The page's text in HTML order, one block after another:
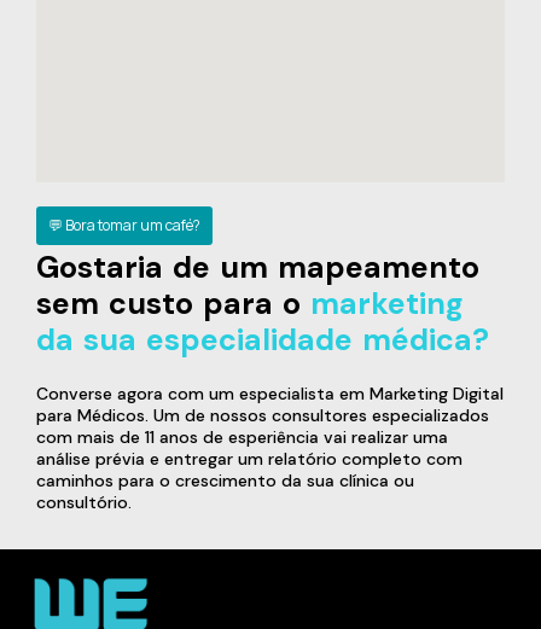
💬 Bora tomar um café?
Gostaria de um mapeamento
sem custo para o marketing
da sua especialidade médica?
Converse agora com um especialista em Marketing Digital
para Médicos. Um de nossos consultores especializados
com mais de 11 anos de esperiência vai realizar uma
análise prévia e entregar um relatório completo com
caminhos para o crescimento da sua clínica ou
consultório.